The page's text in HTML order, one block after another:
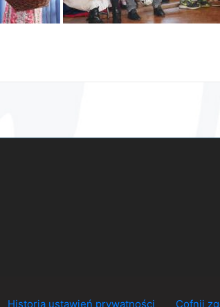
Historia ustawień prywatności Cofnij